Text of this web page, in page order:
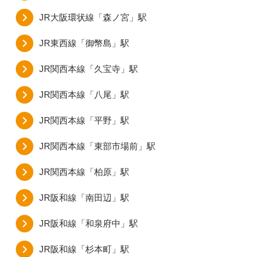
JR大阪環状線「森ノ宮」駅
JR東西線「御幣島」駅
JR関西本線「久宝寺」駅
JR関西本線「八尾」駅
JR関西本線「平野」駅
JR関西本線「東部市場前」駅
JR関西本線「柏原」駅
JR阪和線「南田辺」駅
JR阪和線「和泉府中」駅
JR阪和線「杉本町」駅